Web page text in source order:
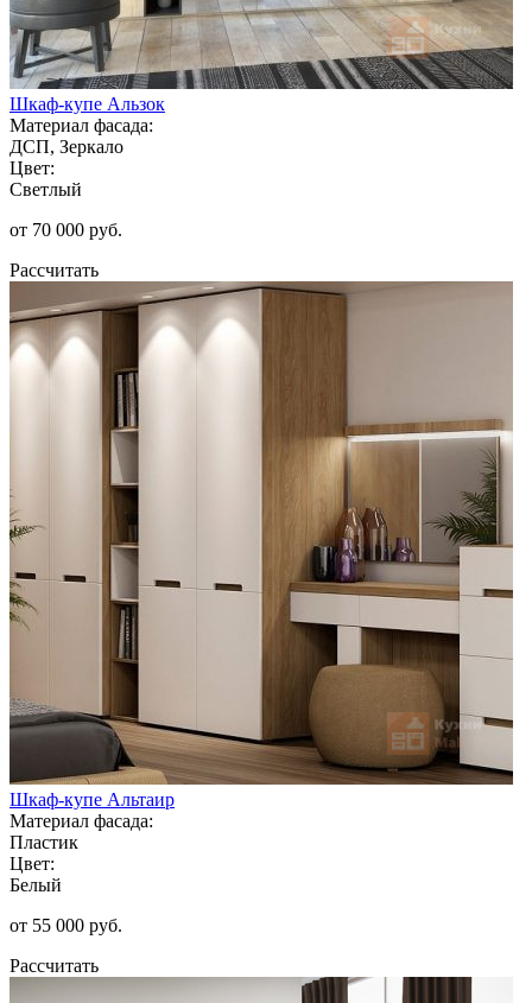
Шкаф-купе Альзок
Материал фасада:
ДСП, Зеркало
Цвет:
Светлый
от 70 000 руб.
Рассчитать
Шкаф-купе Альтаир
Материал фасада:
Пластик
Цвет:
Белый
от 55 000 руб.
Рассчитать